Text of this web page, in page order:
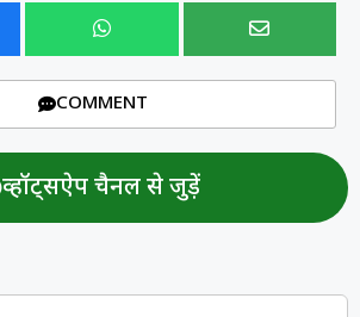
COMMENT
व्हॉट्सऐप चैनल से जुड़ें